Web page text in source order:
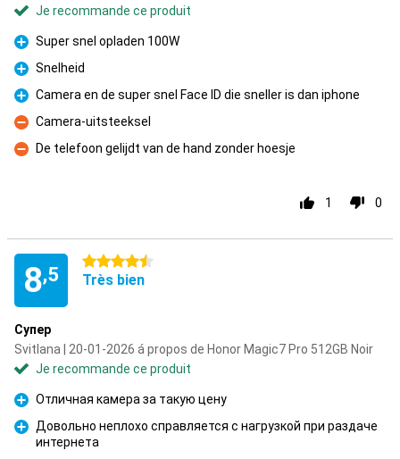
Je recommande ce produit
Pour
Super snel opladen 100W
Pour
Snelheid
Pour
Camera en de super snel Face ID die sneller is dan iphone
Contre
Camera-uitsteeksel
Contre
De telefoon gelijdt van de hand zonder hoesje
1 0
8,5
4.5 étoiles
Très bien
Супер
Svitlana | 20-01-2026 á propos de Honor Magic7 Pro 512GB Noir
Je recommande ce produit
Pour
Отличная камера за такую цену
Pour
Довольно неплохо справляется с нагрузкой при раздаче
интернета